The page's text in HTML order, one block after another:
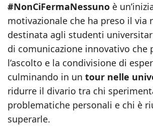
#NonCiFermaNessuno è
motivazionale che ha preso il via
destinata agli studenti
di comunicazione innovativo che
l’ascolto e la condivisione di
culminando in un tour nelle
ridurre il divario tra chi
problematiche personali e chi è
superarle.